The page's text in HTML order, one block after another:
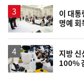
이 대
명예
지방 신
100%